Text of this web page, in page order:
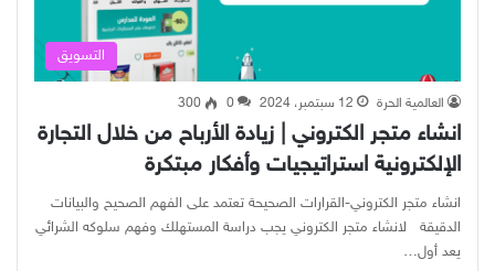
التسويق
العالمية الحرة 12 سبتمبر، 2024 0
300
انشاء متجر الكتروني | زيادة الأرباح من خلال التجارة
الإلكترونية استراتيجيات وأفكار مبتكرة
انشاء متجر الكتروني-القرارات الصحيحة تعتمد على الفهم الصحيح والبيانات
الدقيقة لانشاء متجر الكتروني يجب دراسة المستهلك وفهم سلوكه الشرائي
يعد أول…